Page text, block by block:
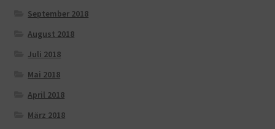
September 2018
August 2018
Juli 2018
Mai 2018
April 2018
März 2018